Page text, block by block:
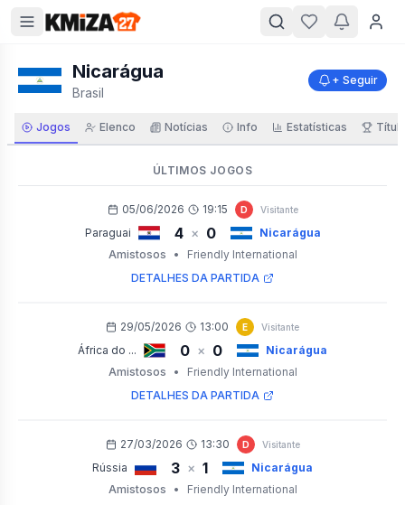
Nicarágua
Brasil
+ Seguir
Jogos Elenco Notícias Info Estatísticas
ÚLTIMOS JOGOS
05/06/2026 19:15 D Visitante
Paraguai 4 × 0
Nicarágua
Amistosos
•
Friendly International
DETALHES DA PARTIDA
29/05/2026 13:00 E Visitante
África do ... 0 × 0
Nicarágua
Amistosos
•
Friendly International
DETALHES DA PARTIDA
27/03/2026 13:30 D Visitante
Rússia 3 × 1
Nicarágua
Amistosos
•
Friendly International